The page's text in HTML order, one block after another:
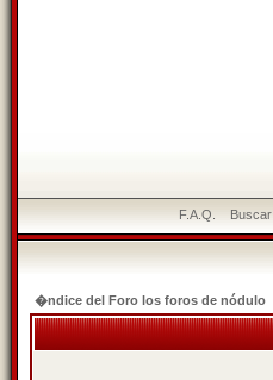
F.A.Q. Buscar
�ndice del Foro los foros de nódulo